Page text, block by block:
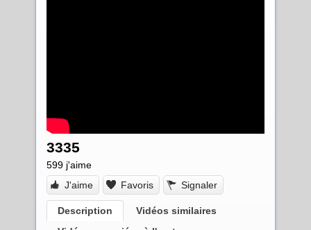
3335
599 j'aime
J'aime
Favoris Signaler
Description
Vidéos similaires